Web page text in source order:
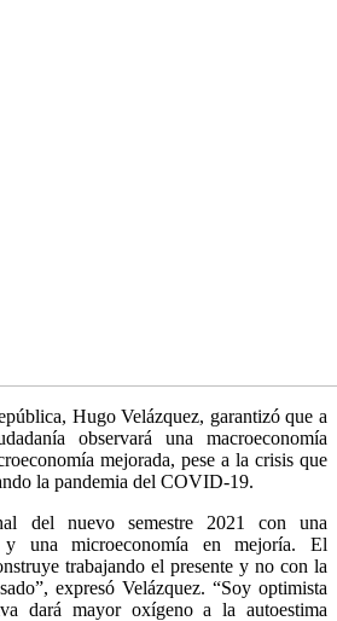
Hugo Velázquez, garantizó que a
observará una macroeconomía
mejorada, pese a la crisis que
la pandemia del COVID-19.
del nuevo semestre 2021 con una
y una microeconomía en mejoría. El
trabajando el presente y no con la
expresó Velázquez. “Soy optimista
dará mayor oxígeno a la autoestima